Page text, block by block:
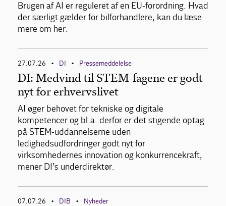
Brugen af AI er reguleret af en EU-forordning. Hvad
der særligt gælder for bilforhandlere, kan du læse
mere om her.
27.07.26 • DI • Pressemeddelelse
DI: Medvind til STEM-fagene er godt
nyt for erhvervslivet
AI øger behovet for tekniske og digitale
kompetencer og bl.a. derfor er det stigende optag
på STEM-uddannelserne uden
ledighedsudfordringer godt nyt for
virksomhedernes innovation og konkurrencekraft,
mener DI’s underdirektør.
07.07.26 • DIB • Nyheder